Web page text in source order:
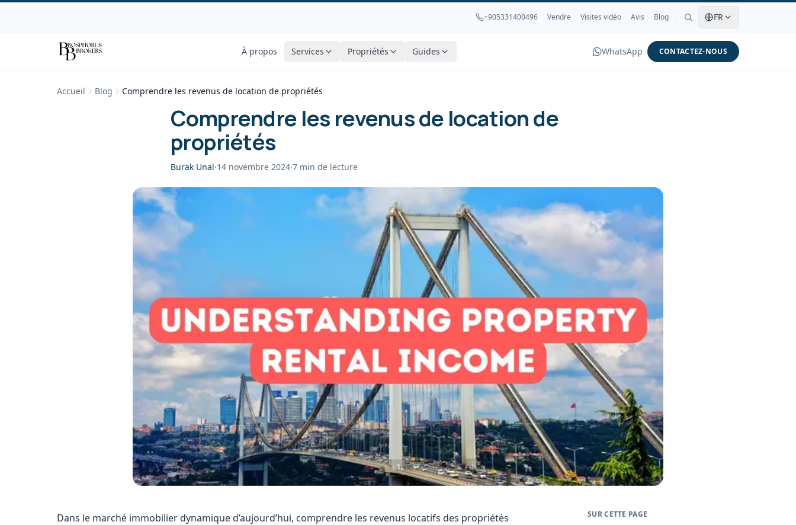
+905331400496 Vendre Visites vidéo Avis Blog FR
À propos Services Propriétés Guides WhatsApp CONTACTEZ-NOUS
Accueil Blog Comprendre les revenus de location de propriétés
Comprendre les revenus de location de
propriétés
Burak Unal·14 novembre 2024·7 min de lecture
Dans le marché immobilier dynamique d’aujourd’hui, comprendre les revenus locatifs des propriétés
SUR CETTE PAGE